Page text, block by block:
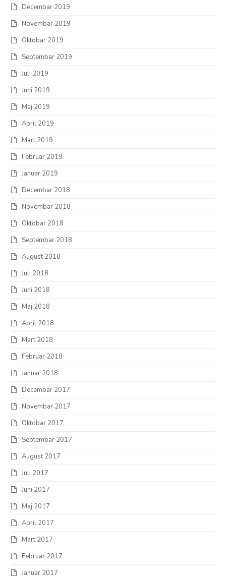
Decembar 2019
Novembar 2019
Oktobar 2019
Septembar 2019
Juli 2019
Juni 2019
Maj 2019
April 2019
Mart 2019
Februar 2019
Januar 2019
Decembar 2018
Novembar 2018
Oktobar 2018
Septembar 2018
August 2018
Juli 2018
Juni 2018
Maj 2018
April 2018
Mart 2018
Februar 2018
Januar 2018
Decembar 2017
Novembar 2017
Oktobar 2017
Septembar 2017
August 2017
Juli 2017
Juni 2017
Maj 2017
April 2017
Mart 2017
Februar 2017
Januar 2017